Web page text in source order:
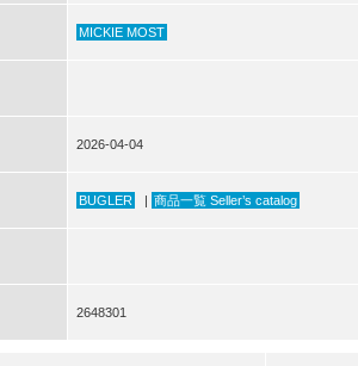
MICKIE MOST
2026-04-04
BUGLER | 商品一覧 Seller’s catalog
2648301